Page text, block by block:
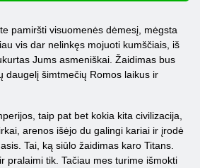
pamiršti visuomenės dėmesį, mėgsta
vis dar nelinkęs mojuoti kumščiais, iš
Jums asmeniškai. Žaidimas bus
daugelį šimtmečių Romos laikus ir
taip pat bet kokia kita civilizacija,
arenos išėjo du galingi kariai ir įrodė
Tai, ką siūlo žaidimas karo Titans.
pralaimi tik. Tačiau mes turime išmokti